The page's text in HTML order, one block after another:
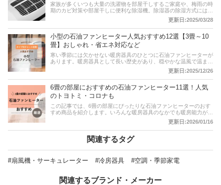
家族が多くいつも大量の洗濯物を部屋干しするご家庭や、梅雨の時
期のカビ対策や部屋干しに便利な除湿機。除湿器の除湿方式には大
きく3つありますが、コンプレッサー式除湿機は冬場の使用は難し
く、デシカント式除湿機は夏場に不向き。そこで近年、双方の良い
ところだけを併せ持ったハイブリッド式除湿器が開発され、注目が
集まっています。そこで、この記事ではハイブリッド式除湿機の購
入を検討している方に向けて、おすすめ商品をご紹介します。ぜひ
参考にしてくださいね。
更新日:2025/03/28
小型の石油ファンヒーター人気おすすめ12選【3畳～10
畳】おしゃれ・省エネ対応など
寒い季節には欠かせない暖房器具のひとつに石油ファンヒーターが
あります。暖房器具として長い歴史があり、穏やかな温風で温まる
石油ファンヒーターは根強い人気があります。この記事では、小型
に絞って石油ファンヒーターの選び方とおすすめ商品を紹介しま
す。コロナやトヨトミ、ダイニチといった人気メーカーの見た目が
おしゃれな製品や、電気代を安く抑えられる省エネな製品などをピ
ックアップ。チャート図に基づいたタイプ別診断も試してみてくだ
さいね。3畳、4畳部屋に最適なものが多く販売されています。そ
のほか、比較一覧表や通販サイトの最新人気ランキングもあるの
で、売れ筋や口コミとあわせてチェックしてみてください。
更新日:2025/12/26
6畳の部屋におすすめの石油ファンヒーター11選！人気
のトヨトミ・コロナも
この記事では、6畳の部屋にぴったりな石油ファンヒーターのおす
すめ商品を紹介します。いろんな暖房器具のなかでも暖房能力が高
いので、北国に住んでいる人にもおすすめです。コロナやダイニ
チ、トヨトミといった人気メーカーのおしゃれな製品や、省エネ性
に優れる製品を厳選！後半には、比較一覧表や通販サイトの最新人
気ランキングもあるので、売れ筋や口コミとあわせてチェックして
みてください。
更新日:2026/01/16
関連するタグ
#扇風機・サーキュレーター #冷房器具 #空調・季節家電
関連するブランド・メーカー